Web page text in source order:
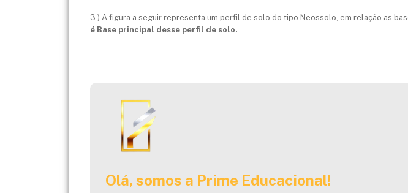
3.) A figura a seguir representa um perfil de solo do tipo Neossolo, em relação as
é Base principal desse perfil de solo.
Olá, somos a Prime Educacional!